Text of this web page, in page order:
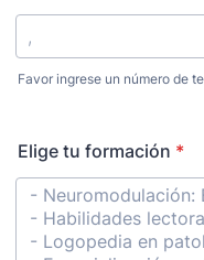
Favor ingrese un número de
Elige tu formación *